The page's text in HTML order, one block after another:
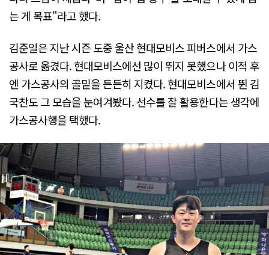
는 게 목표"라고 했다.
김준일은 지난 시즌 도중 울산 현대모비스 피버스에서 가스
공사로 옮겼다. 현대모비스에선 많이 뛰지 못했으나 이적 후
엔 가스공사의 골밑을 든든히 지켰다. 현대모비스에서 뛴 김
국찬도 그 모습을 눈여겨봤다. 선수를 잘 활용한다는 생각에
가스공사행을 택했다.